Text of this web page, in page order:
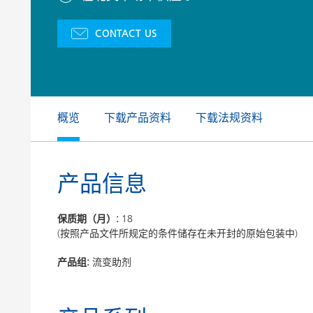
卷材涂料CONTACT US
概览 下载产品资料 下载法规资料
产品信息
保质期（月）: 18
(按照产品文件所规定的条件储存在未开封的原始包装中)
产品组: 流变助剂